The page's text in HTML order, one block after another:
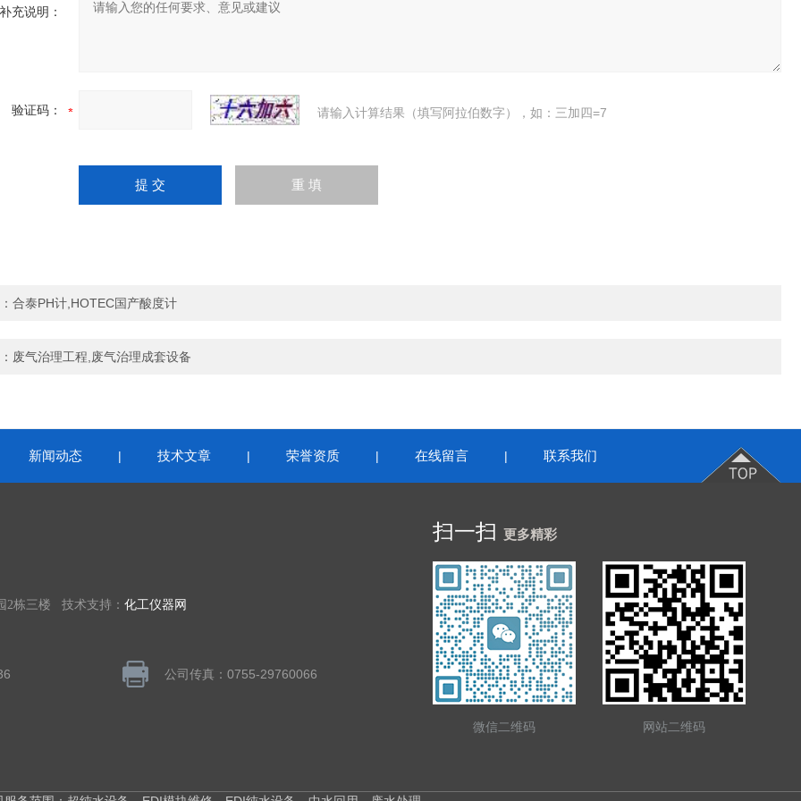
补充说明：
验证码： 请输入计算结果（填写阿拉伯数字），如：三加四=7
合泰PH计,HOTEC国产酸度计
废气治理工程,废气治理成套设备
新闻动态 | 技术文章 | 荣誉资质 | 在线留言 | 联系我们
2栋三楼 技术支持： 化工仪器网
公司传真：0755-29760066
扫一扫 更多精彩
微信二维码 网站二维码